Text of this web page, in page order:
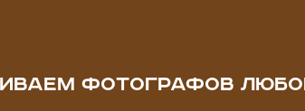
ФОТОГРАФОВ